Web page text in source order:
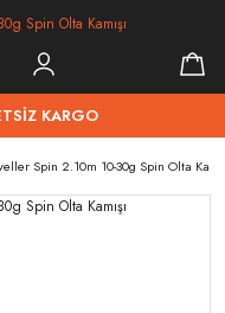
KARGO
Spin 2.10m 10-30g Spin Olta